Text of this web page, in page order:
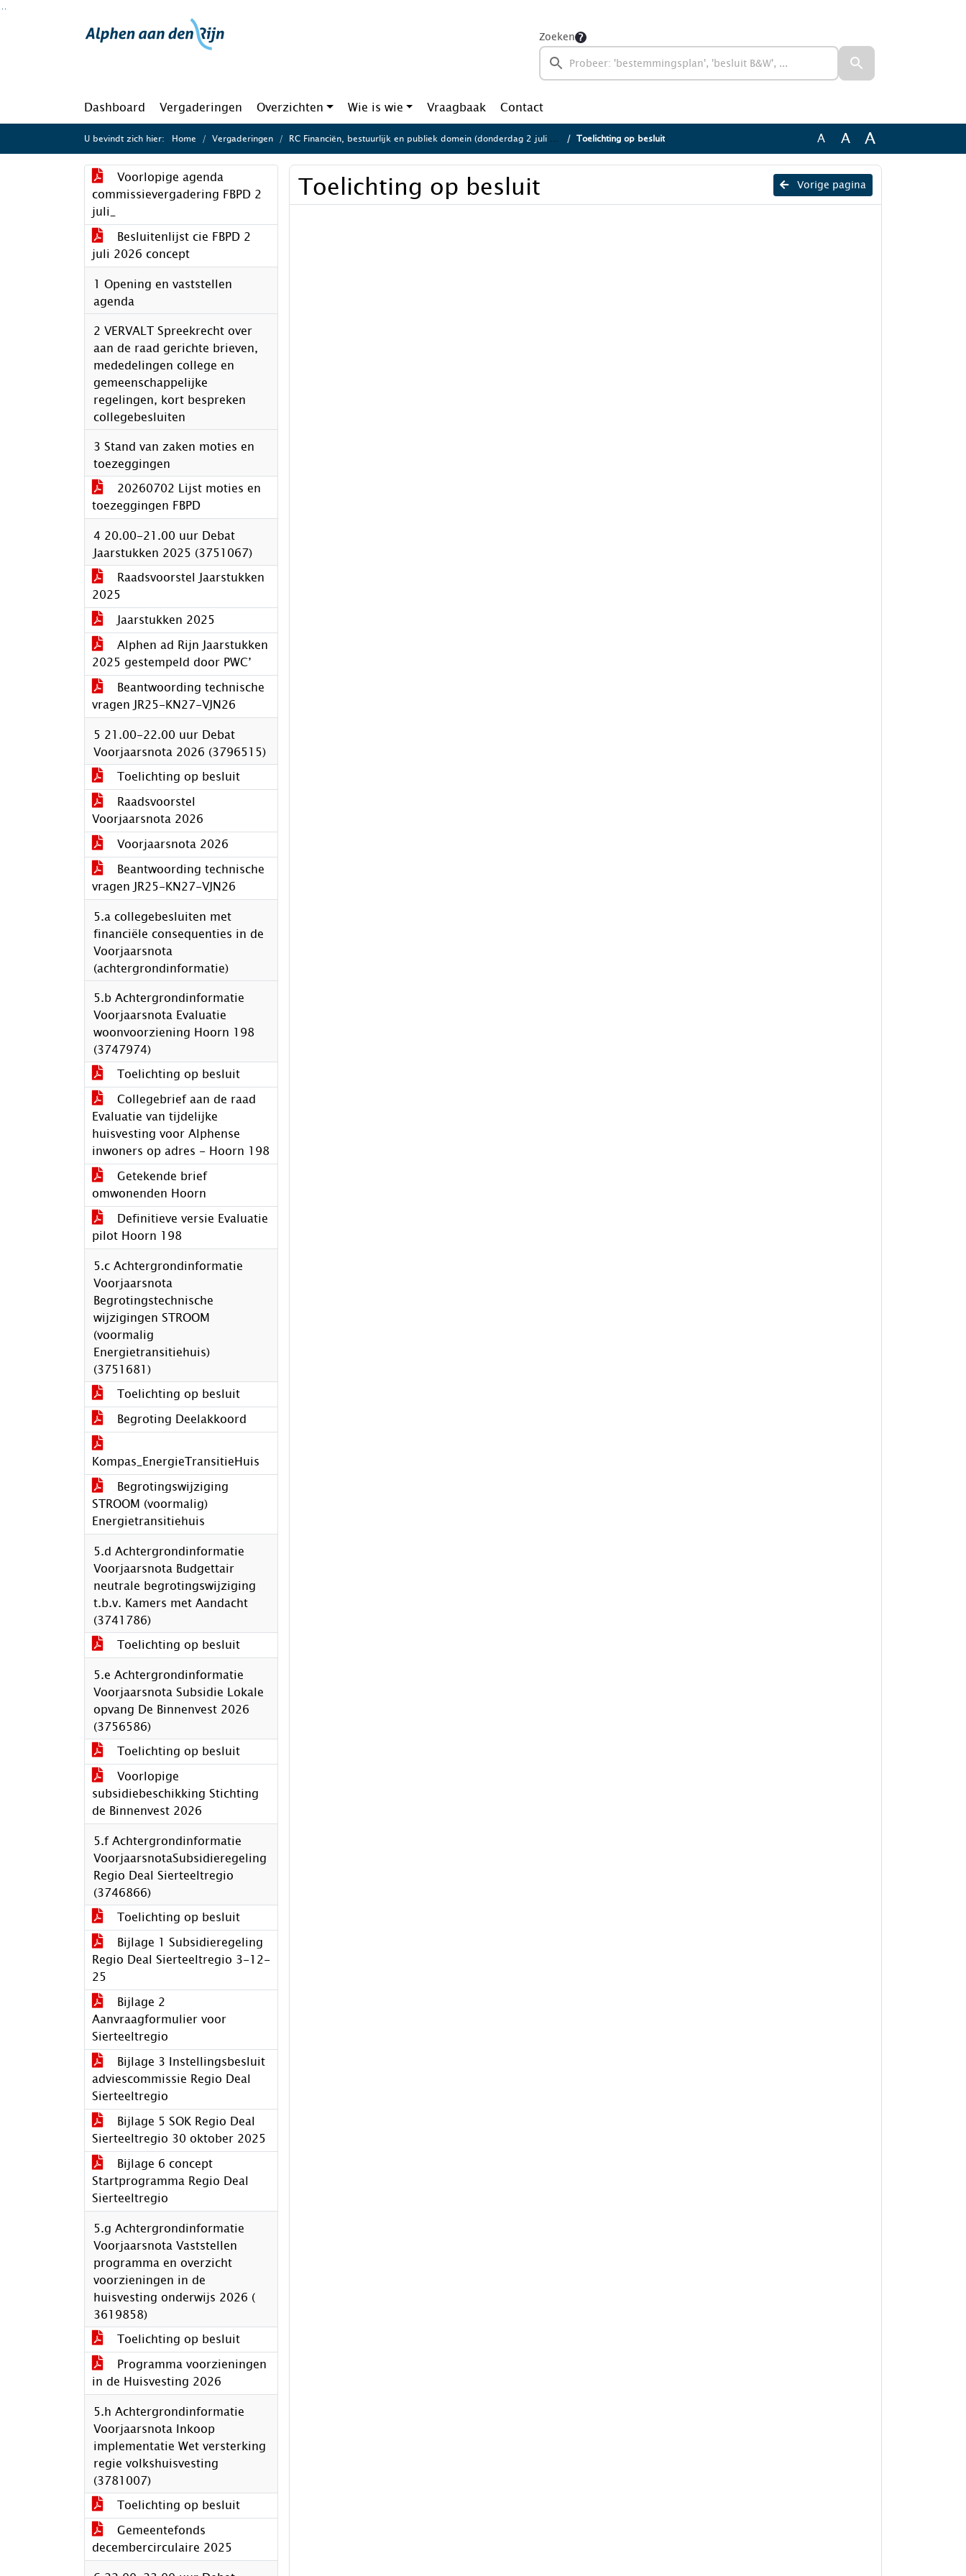
Ga naar de inhoud van deze pagina
Zoeken
Dashboard Vergaderingen Overzichten Wie is wie Vraagbaak Contact
U bevindt zich hier: Home Vergaderingen RC Financiën, bestuurlijk en publiek domein (donderdag 2 juli 2026) Toelichting op besluit A A A
Voorlopige agenda
commissievergadering FBPD 2
juli_
Besluitenlijst cie FBPD 2
juli 2026 concept
1 Opening en vaststellen
agenda
2 VERVALT Spreekrecht over
aan de raad gerichte brieven,
mededelingen college en
gemeenschappelijke
regelingen, kort bespreken
collegebesluiten
3 Stand van zaken moties en
toezeggingen
20260702 Lijst moties en
toezeggingen FBPD
4 20.00-21.00 uur Debat
Jaarstukken 2025 (3751067)
Raadsvoorstel Jaarstukken
2025
Jaarstukken 2025
Alphen ad Rijn Jaarstukken
2025 gestempeld door PWC’
Beantwoording technische
vragen JR25-KN27-VJN26
5 21.00-22.00 uur Debat
Voorjaarsnota 2026 (3796515)
Toelichting op besluit
Raadsvoorstel
Voorjaarsnota 2026
Voorjaarsnota 2026
Beantwoording technische
vragen JR25-KN27-VJN26
5.a collegebesluiten met
financiële consequenties in de
Voorjaarsnota
(achtergrondinformatie)
5.b Achtergrondinformatie
Voorjaarsnota Evaluatie
woonvoorziening Hoorn 198
(3747974)
Toelichting op besluit
Collegebrief aan de raad
Evaluatie van tijdelijke
huisvesting voor Alphense
inwoners op adres - Hoorn 198
Getekende brief
omwonenden Hoorn
Definitieve versie Evaluatie
pilot Hoorn 198
5.c Achtergrondinformatie
Voorjaarsnota
Begrotingstechnische
wijzigingen STROOM
(voormalig
Energietransitiehuis)
(3751681)
Toelichting op besluit
Begroting Deelakkoord
Kompas_EnergieTransitieHuis
Begrotingswijziging
STROOM (voormalig)
Energietransitiehuis
5.d Achtergrondinformatie
Voorjaarsnota Budgettair
neutrale begrotingswijziging
t.b.v. Kamers met Aandacht
(3741786)
Toelichting op besluit
5.e Achtergrondinformatie
Voorjaarsnota Subsidie Lokale
opvang De Binnenvest 2026
(3756586)
Toelichting op besluit
Voorlopige
subsidiebeschikking Stichting
de Binnenvest 2026
5.f Achtergrondinformatie
VoorjaarsnotaSubsidieregeling
Regio Deal Sierteeltregio
(3746866)
Toelichting op besluit
Bijlage 1 Subsidieregeling
Regio Deal Sierteeltregio 3-12-
25
Bijlage 2
Aanvraagformulier voor
Sierteeltregio
Bijlage 3 Instellingsbesluit
adviescommissie Regio Deal
Sierteeltregio
Bijlage 5 SOK Regio Deal
Sierteeltregio 30 oktober 2025
Bijlage 6 concept
Startprogramma Regio Deal
Sierteeltregio
5.g Achtergrondinformatie
Voorjaarsnota Vaststellen
programma en overzicht
voorzieningen in de
huisvesting onderwijs 2026 (
3619858)
Toelichting op besluit
Programma voorzieningen
in de Huisvesting 2026
5.h Achtergrondinformatie
Voorjaarsnota Inkoop
implementatie Wet versterking
regie volkshuisvesting
(3781007)
Toelichting op besluit
Gemeentefonds
decembercirculaire 2025
Vorige pagina
Toelichting op besluit